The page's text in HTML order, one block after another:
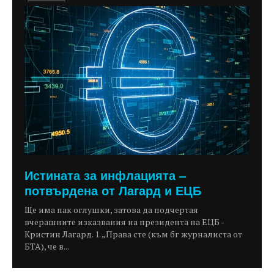
Истината за инфлацията –
потвърдена от Лагард и ЕЦБ
Ще има пак оглушки, затова да подчертая
вчерашните изказвания на президента на ЕЦБ -
Кристин Лагард. 1. „Права сте (към бг журналиста от
БТА), че в...